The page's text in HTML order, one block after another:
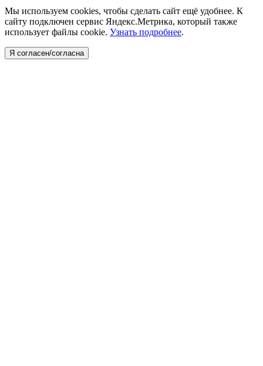
Мы используем cookies, чтобы сделать сайт ещё удобнее. К
сайту подключен сервис Яндекс.Метрика, который также
использует файлы cookie. Узнать подробнее.
Я согласен/согласна